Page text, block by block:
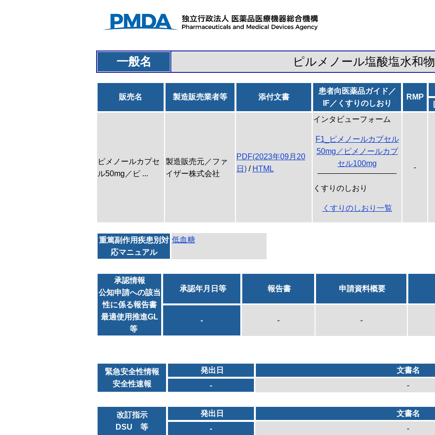
一般名 ピルメノール塩酸塩水和物
販売名 製造販売業者等 添付文書
患者向医薬品ガイド／
IF／くすりのしおり
RMP
ピメノールカプセ
ル50mg／ピ ...
製造販売元／ファ
イザー株式会社
PDF(2023年09月20
日) / HTML
インタビューフォーム
F1_ピメノールカプセル
50mg／ピメノールカプ
セル100mg
くすりのしおり
くすりのしおり一覧
-
重篤副作用疾患別対
応マニュアル
低血糖
承認情報
公知申請への該当
性に係る報告書
最適使用推進GL
等
承認年月日等 報告書 申請資料概要
- - -
緊急安全性情報
安全性速報
発出日
文書名
-
-
改訂指示
DSU 等
発出日
文書名
-
-